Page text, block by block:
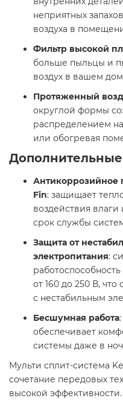
неприятных
воздуха в
Фильтр высокой
больше пыльцы и
воздух в вашем
Протяженный
округлой формы
распределением
или обогревая
Антикоррозийное
Fin: защищает
воздействия влаги
срок службы
Защита от
электропитания:
от 160 до 250 В,
с нестабильным
Бесшумная работа
обеспечивает
системы даже в
Мульти сплит-система
сочетание передовых
высокой